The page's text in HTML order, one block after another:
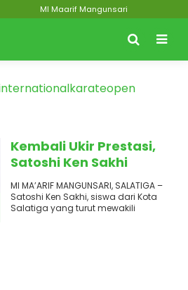
MI Maarif Mangunsari
Kembali Ukir Prestasi,
Satoshi Ken Sakhi
Membawa Pulang Dua
Medali Emas untuk
Indonesia di Kancah
MI MA’ARIF MANGUNSARI, SALATIGA –
Satoshi Ken Sakhi, siswa dari Kota
Salatiga yang turut mewakili